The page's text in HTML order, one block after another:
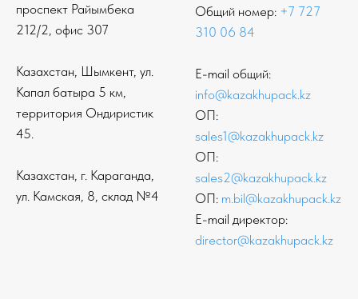
проспект Райымбека
212/2, офис 307
Казахстан, Шымкент, ул.
Капал батыра 5 км,
территория Ондиристик
45.
Казахстан, г. Караганда,
ул. Камская, 8, склад №4
Общий номер: +7 727
310 06 84
E-mail общий:
info@kazakhupack.kz
ОП:
sales1@kazakhupack.kz
ОП:
sales2@kazakhupack.kz
ОП: m.bil@kazakhupack.kz
E-mail директор:
director@kazakhupack.kz